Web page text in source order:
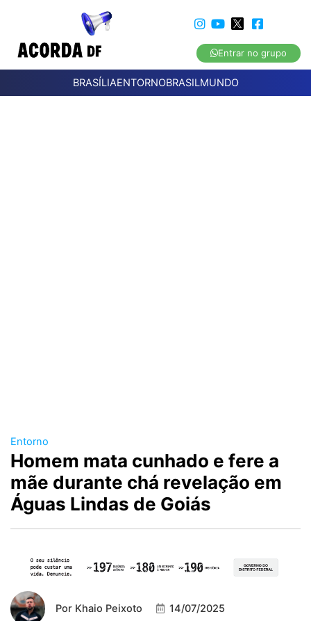
Entrar no grupo
BRASÍLIAENTORNOBRASILMUNDO
Entorno
Homem mata cunhado e fere a
mãe durante chá revelação em
Águas Lindas de Goiás
Por Khaio Peixoto 14/07/2025